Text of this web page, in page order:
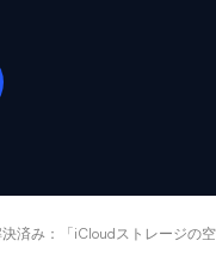
決済み：「iCloudストレージの